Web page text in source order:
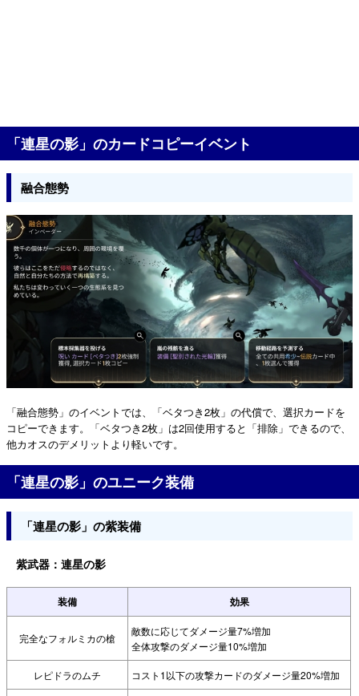
「連星の影」のカードコピーイベント
融合態勢
「融合態勢」のイベントでは、「ベタつき2枚」の代償で、選択カードを
コピーできます。「ベタつき2枚」は2回使用すると「排除」できるので、
他カオスのデメリットより軽いです。
「連星の影」のユニーク装備
「連星の影」の紫装備
紫武器：連星の影
装備 効果
完全なフォルミカの槍
敵数に応じてダメージ量7%増加
全体攻撃のダメージ量10%増加
レピドラのムチ コスト1以下の攻撃カードのダメージ量20%増加